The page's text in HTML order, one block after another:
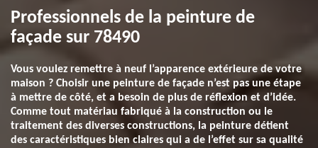
Professionnels de la peinture de
façade sur 78490
Vous voulez remettre à neuf l’apparence extérieure de votre
maison ? Choisir une peinture de façade n’est pas une étape
à mettre de côté, et a besoin de plus de réflexion et d’idée.
Comme tout matériau fabriqué à la construction ou le
traitement des diverses constructions, la peinture détient
des caractéristiques bien claires qui a de l’effet sur sa qualité